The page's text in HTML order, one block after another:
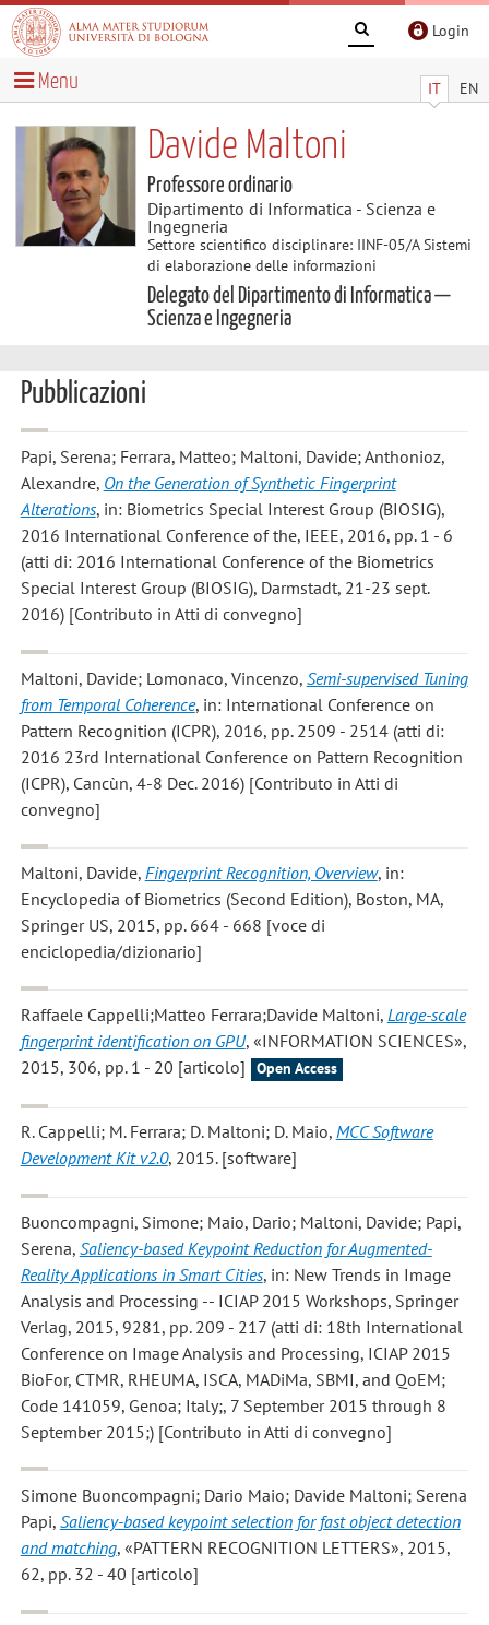
Login
IT EN
Menu
Davide Maltoni
Professore ordinario
Dipartimento di Informatica - Scienza e
Ingegneria
Settore scientifico disciplinare: IINF-05/A Sistemi
di elaborazione delle informazioni
Delegato del Dipartimento di Informatica —
Scienza e Ingegneria
Pubblicazioni
Papi, Serena; Ferrara, Matteo; Maltoni, Davide; Anthonioz,
Alexandre, On the Generation of Synthetic Fingerprint
Alterations, in: Biometrics Special Interest Group (BIOSIG),
2016 International Conference of the, IEEE, 2016, pp. 1 - 6
(atti di: 2016 International Conference of the Biometrics
Special Interest Group (BIOSIG), Darmstadt, 21-23 sept.
2016) [Contributo in Atti di convegno]
Maltoni, Davide; Lomonaco, Vincenzo, Semi-supervised Tuning
from Temporal Coherence, in: International Conference on
Pattern Recognition (ICPR), 2016, pp. 2509 - 2514 (atti di:
2016 23rd International Conference on Pattern Recognition
(ICPR), Cancùn, 4-8 Dec. 2016) [Contributo in Atti di
convegno]
Maltoni, Davide, Fingerprint Recognition, Overview, in:
Encyclopedia of Biometrics (Second Edition), Boston, MA,
Springer US, 2015, pp. 664 - 668 [voce di
enciclopedia/dizionario]
Raffaele Cappelli;Matteo Ferrara;Davide Maltoni, Large-scale
fingerprint identification on GPU, «INFORMATION SCIENCES»,
2015, 306, pp. 1 - 20 [articolo]
Open Access
R. Cappelli; M. Ferrara; D. Maltoni; D. Maio, MCC Software
Development Kit v2.0, 2015. [software]
Buoncompagni, Simone; Maio, Dario; Maltoni, Davide; Papi,
Serena, Saliency-based Keypoint Reduction for Augmented-
Reality Applications in Smart Cities, in: New Trends in Image
Analysis and Processing -- ICIAP 2015 Workshops, Springer
Verlag, 2015, 9281, pp. 209 - 217 (atti di: 18th International
Conference on Image Analysis and Processing, ICIAP 2015
BioFor, CTMR, RHEUMA, ISCA, MADiMa, SBMI, and QoEM;
Code 141059, Genoa; Italy;, 7 September 2015 through 8
September 2015;) [Contributo in Atti di convegno]
Simone Buoncompagni; Dario Maio; Davide Maltoni; Serena
Papi, Saliency-based keypoint selection for fast object detection
and matching, «PATTERN RECOGNITION LETTERS», 2015,
62, pp. 32 - 40 [articolo]